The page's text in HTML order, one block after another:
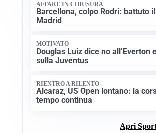
AFFARE IN CHIUSURA
Barcellona, colpo Rodri: battuto
Madrid
MOTIVATO
Douglas Luiz dice no all’Everton
sulla Juventus
RIENTRO A RILENTO
Alcaraz, US Open lontano: la
tempo continua
Apri